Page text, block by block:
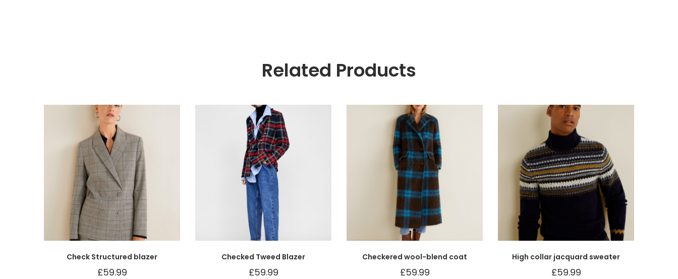
Related Products
Check Structured blazer
£59.99
Checked Tweed Blazer
£59.99
Checkered wool-blend coat
£59.99
High collar jacquard sweater
£59.99